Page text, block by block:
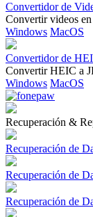
Convertidor de
Convertir videos
Windows MacOS
Convertidor de
Convertir HEIC a
Windows MacOS
Recuperación &
Recuperación de
Recuperación de
Recuperación de